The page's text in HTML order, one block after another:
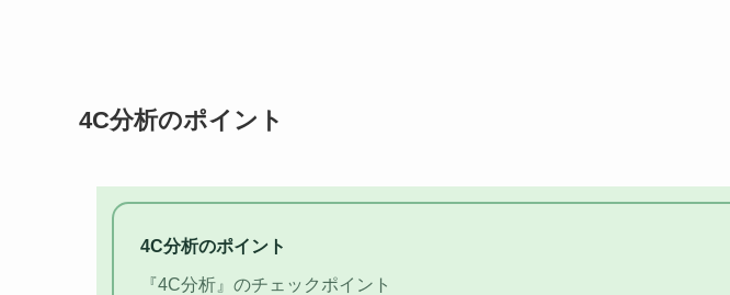
4C分析のポイント
4C分析のポイント
『4C分析』のチェックポイント